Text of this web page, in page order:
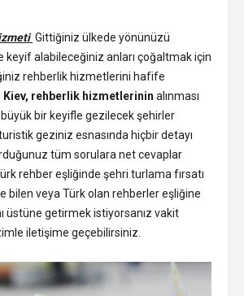
Gittiğiniz ülkede yönünüzü
keyif alabileceğiniz anları çoğaltmak için
rehberlik hizmetlerini hafife
Kiev, rehberlik hizmetlerinin alınması
bir keyifle gezilecek şehirler
geziniz esnasında hiçbir detayı
tüm sorulara net cevaplar
rehber eşliğinde şehri turlama fırsatı
bilen veya Türk olan rehberler eşliğine
üstüne getirmek istiyorsanız vakit
iletişime geçebilirsiniz.